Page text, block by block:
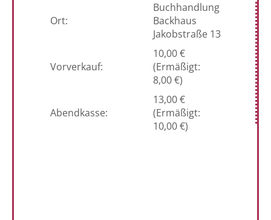
Ort:
Buchhandlung
Backhaus
Jakobstraße 13
Vorverkauf:
10,00 €
(Ermäßigt:
8,00 €)
Abendkasse:
13,00 €
(Ermäßigt:
10,00 €)